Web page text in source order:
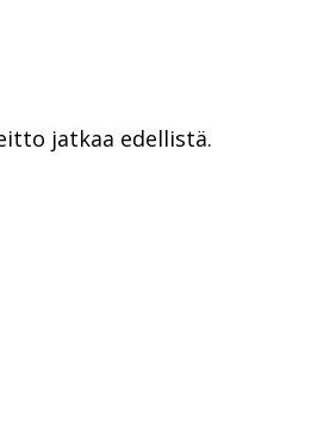
jatkaa edellistä.